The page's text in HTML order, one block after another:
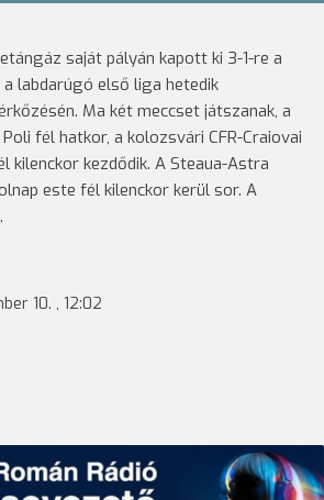
saját pályán kapott ki 3-1-re a
a labdarúgó első liga hetedik
Ma két meccset játszanak, a
fél hatkor, a kolozsvári CFR-Craiovai
kilenckor kezdődik. A Steaua-Astra
este fél kilenckor kerül sor. A
10. , 12:02